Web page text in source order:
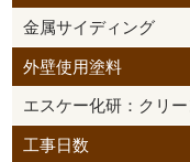
金属サイディング
外壁使用塗料
エスケー化研：クリ
工事日数